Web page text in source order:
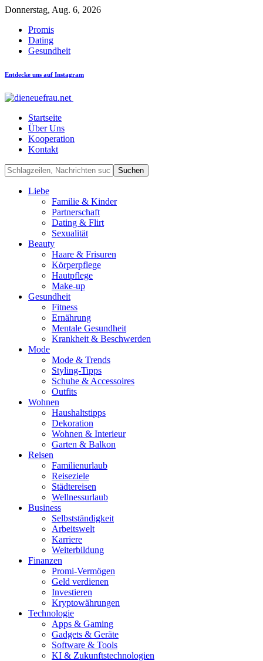
Donnerstag, Aug. 6, 2026
Promis
Dating
Gesundheit
Entdecke uns auf Instagram
Startseite
Über Uns
Kooperation
Kontakt
Liebe
Familie & Kinder
Partnerschaft
Dating & Flirt
Sexualität
Beauty
Haare & Frisuren
Körperpflege
Hautpflege
Make-up
Gesundheit
Fitness
Ernährung
Mentale Gesundheit
Krankheit & Beschwerden
Mode
Mode & Trends
Styling-Tipps
Schuhe & Accessoires
Outfits
Wohnen
Haushaltstipps
Dekoration
Wohnen & Interieur
Garten & Balkon
Reisen
Familienurlaub
Reiseziele
Städtereisen
Wellnessurlaub
Business
Selbstständigkeit
Arbeitswelt
Karriere
Weiterbildung
Finanzen
Promi-Vermögen
Geld verdienen
Investieren
Kryptowährungen
Technologie
Apps & Gaming
Gadgets & Geräte
Software & Tools
KI & Zukunftstechnologien